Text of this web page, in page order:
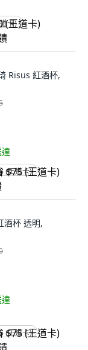
卡)
Risus 紅酒杯,
(王道卡)
酒杯 透明,
(王道卡)